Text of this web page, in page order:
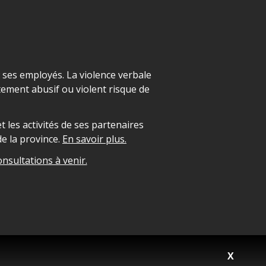
X
employés. La violence verbale
abusif ou violent risque de
les activités de ses partenaires
la province. En savoir plus.
à venir.